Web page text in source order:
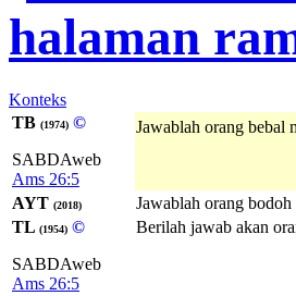
Konteks
TB (1974) ©
SABDAweb
Ams 26:5
Jawablah orang bebal
AYT (2018)
Jawablah orang
TL (1954) ©
SABDAweb
Ams 26:5
Berilah jawab akan